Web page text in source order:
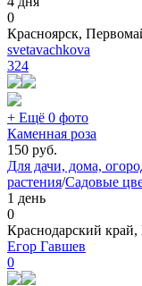
0
Красноярск,
svetavachkova
324
+ Ещё 0 фото
Каменная роза
150 руб.
Для дачи, дома,
растения/Садовые
1 день
0
Краснодарский
Егор Гавшев
0